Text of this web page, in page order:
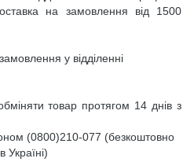
на замовлення від 1500
у відділенні
товар протягом 14 днів з
(0800)210-077 (безкоштовно
Україні)